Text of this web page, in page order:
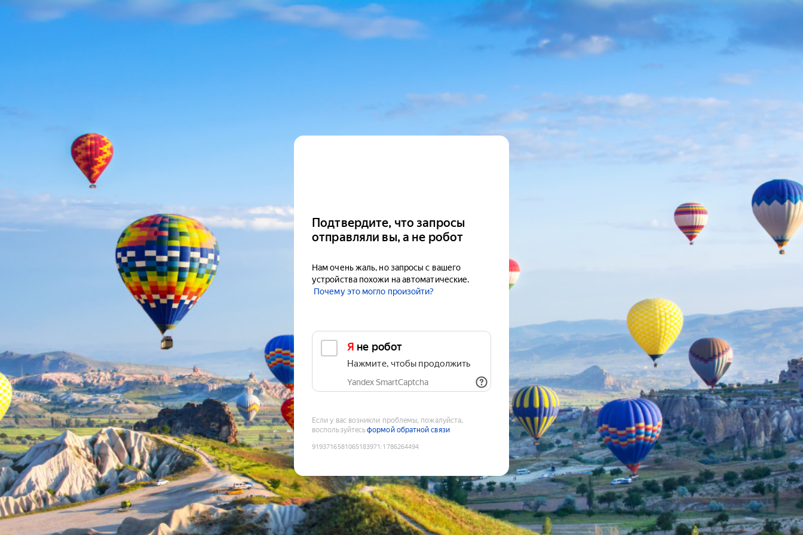
Подтвердите, что запросы
отправляли вы, а не робот
Нам очень жаль, но запросы с вашего
устройства похожи на автоматические.
Почему это могло произойти?
Я не робот
Нажмите, чтобы продолжить
Yandex SmartCaptcha
Если у вас возникли проблемы, пожалуйста,
воспользуйтесьформой обратной связи
9193716581065183971 :1786264494